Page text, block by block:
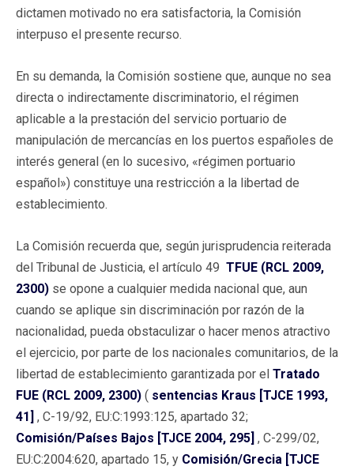
dictamen motivado no era satisfactoria, la Comisión
interpuso el presente recurso.
En su demanda, la Comisión sostiene que, aunque no sea
directa o indirectamente discriminatorio, el régimen
aplicable a la prestación del servicio portuario de
manipulación de mercancías en los puertos españoles de
interés general (en lo sucesivo, «régimen portuario
español») constituye una restricción a la libertad de
establecimiento.
La Comisión recuerda que, según jurisprudencia reiterada
del Tribunal de Justicia, el artículo 49 TFUE (RCL 2009,
2300) se opone a cualquier medida nacional que, aun
cuando se aplique sin discriminación por razón de la
nacionalidad, pueda obstaculizar o hacer menos atractivo
el ejercicio, por parte de los nacionales comunitarios, de la
libertad de establecimiento garantizada por el Tratado
FUE (RCL 2009, 2300) ( sentencias Kraus [TJCE 1993,
41] , C-19/92, EU:C:1993:125, apartado 32;
Comisión/Países Bajos [TJCE 2004, 295] , C-299/02,
EU:C:2004:620, apartado 15, y Comisión/Grecia [TJCE